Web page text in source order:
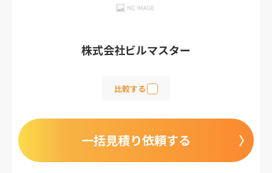
株式会社ビルマスター
比較する
一括見積り依頼する